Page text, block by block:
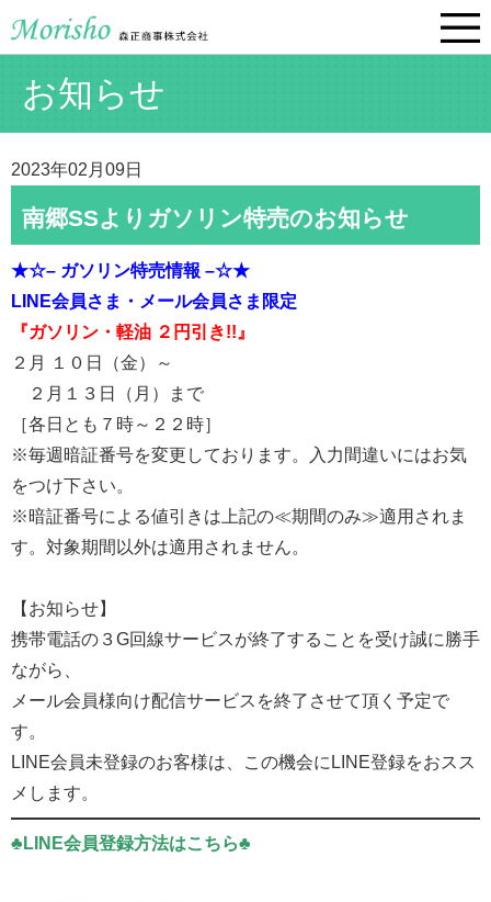
お知らせ
2023年02月09日
南郷SSよりガソリン特売のお知らせ
★☆– ガソリン特売情報 –☆★
LINE会員さま・メール会員さま限定
『ガソリン・軽油 ２円引き!!』
２月 １０日（金）～
２月１３日（月）まで
［各日とも７時～２２時］
※毎週暗証番号を変更しております。入力間違いにはお気
をつけ下さい。
※暗証番号による値引きは上記の≪期間のみ≫適用されま
す。対象期間以外は適用されません。
【お知らせ】
携帯電話の３G回線サービスが終了することを受け誠に勝手
ながら、
メール会員様向け配信サービスを終了させて頂く予定で
す。
LINE会員未登録のお客様は、この機会にLINE登録をおスス
メします。
♣LINE会員登録方法はこちら♣